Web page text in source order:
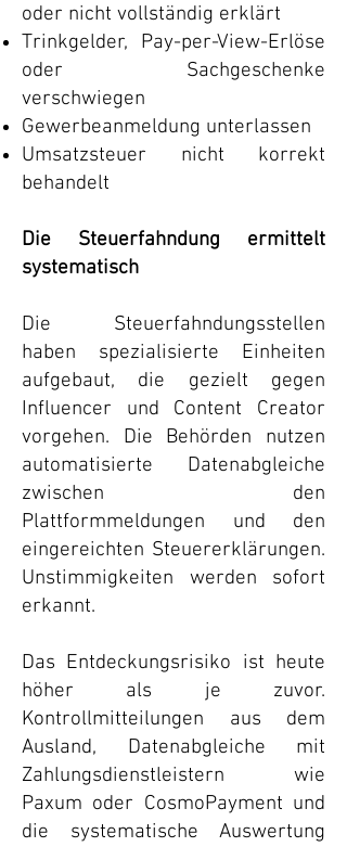
oder nicht vollständig erklärt
Trinkgelder, Pay-per-View-Erlöse
oder Sachgeschenke
verschwiegen
Gewerbeanmeldung unterlassen
Umsatzsteuer nicht korrekt
behandelt
Die Steuerfahndung ermittelt
systematisch
Die Steuerfahndungsstellen
haben spezialisierte Einheiten
aufgebaut, die gezielt gegen
Influencer und Content Creator
vorgehen. Die Behörden nutzen
automatisierte Datenabgleiche
zwischen den
Plattformmeldungen und den
eingereichten Steuererklärungen.
Unstimmigkeiten werden sofort
erkannt.
Das Entdeckungsrisiko ist heute
höher als je zuvor.
Kontrollmitteilungen aus dem
Ausland, Datenabgleiche mit
Zahlungsdienstleistern wie
Paxum oder CosmoPayment und
die systematische Auswertung